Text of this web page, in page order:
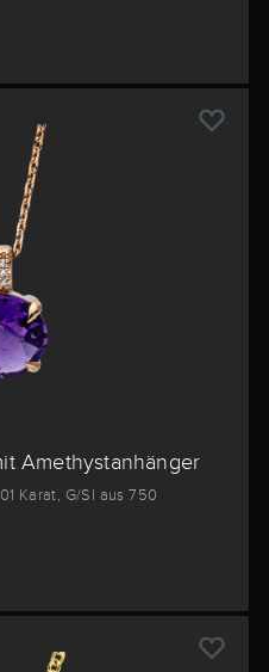
Amethystanhänger
Karat, G/SI aus 750